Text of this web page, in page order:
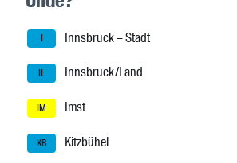
I Innsbruck – Stadt
IL Innsbruck/Land
IM Imst
KB Kitzbühel